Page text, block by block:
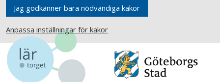
Jag godkänner bara nödvändiga kakor
Anpassa inställningar för kakor